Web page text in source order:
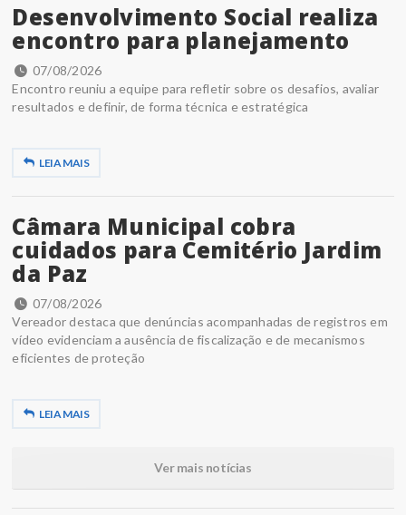
Desenvolvimento Social realiza
encontro para planejamento
07/08/2026
Encontro reuniu a equipe para refletir sobre os desafios, avaliar
resultados e definir, de forma técnica e estratégica
LEIA MAIS
Câmara Municipal cobra
cuidados para Cemitério Jardim
da Paz
07/08/2026
Vereador destaca que denúncias acompanhadas de registros em
vídeo evidenciam a ausência de fiscalização e de mecanismos
eficientes de proteção
LEIA MAIS
Ver mais notícias